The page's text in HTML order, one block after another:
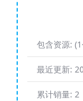
包含资源:
最近更新:
累计销量: 2